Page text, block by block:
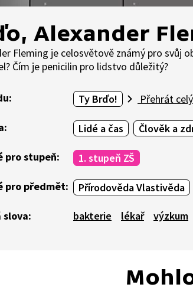
Alexander
Fleming je celosvětově známý pro svůj
Čím je penicilin pro lidstvo důležitý?
Ty Brďo! Přehrát
Lidé a čas Člověk a
pro stupeň: 1. stupeň ZŠ
pro předmět: Přírodověda Vlastivěda
slova: bakterie lékař výzkum